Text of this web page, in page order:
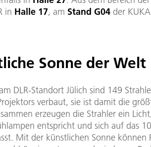
in Halle 17, am Stand G04 der
Sonne der Welt
DLR-Standort Jülich sind 149
verbaut, sie ist damit die
erzeugen die Strahler ein
entspricht und sich auf das
Mit der künstlichen Sonne können